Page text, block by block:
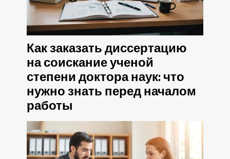
Как заказать диссертацию
на соискание ученой
степени доктора наук: что
нужно знать перед началом
работы